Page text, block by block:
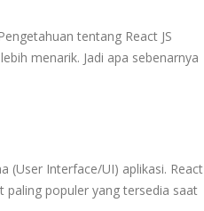
tentang React JS
menarik. Jadi apa sebenarnya
(User Interface/UI) aplikasi. React
paling populer yang tersedia saat